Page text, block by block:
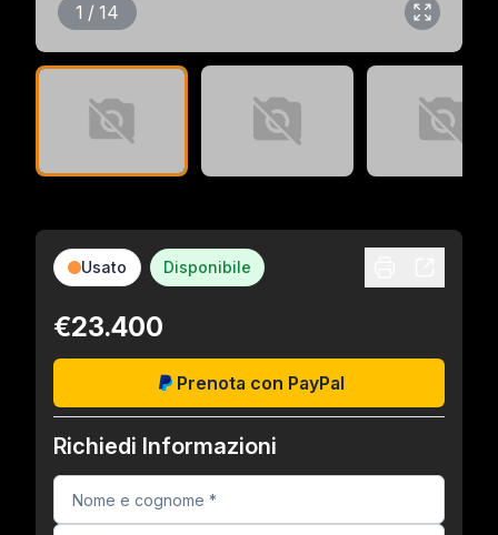
1 / 14
Usato Disponibile
€23.400
Prenota con PayPal
Richiedi Informazioni